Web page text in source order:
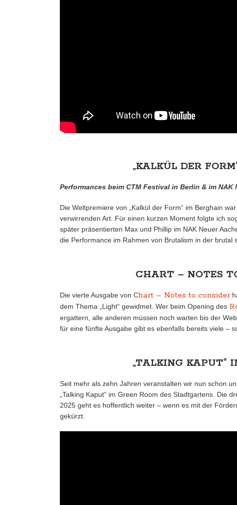
„KALKÜL DER
Performances beim CTM Festival in Berlin & im
Die Weltpremiere von „Kalkül der Form“ im Berghain
verwirrenden Art. Für einen kurzen Moment folgte ich
später präsentierten Max und Phillip im NAK Neuer
die Performance im Rahmen von Brutalism in der
CHART – NOTES
Die vierte Ausgabe von Chart – Notes to consider
dem Thema „Light“ gewidmet. Wer beim Opening des
ergattern, alle anderen müssen noch warten bis der
für eine fünfte Ausgabe gibt es ebenfalls bereits viele –
„TALKING KAPUT“
Seit mehr als zehn Jahren veranstalten wir nun schon
„Talking Kaput“ im Green Room des Stadtgartens. Die
2025 geht es hoffentlich weiter – wenn es mit der
gekürzt.